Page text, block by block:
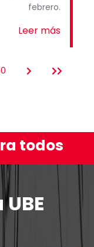
febrero.
Leer más
todos